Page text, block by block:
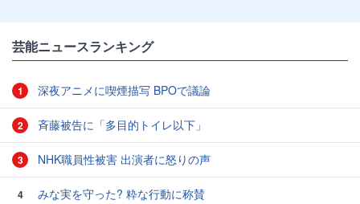
芸能ニュースランキング
1 深夜アニメに喫煙描写 BPOで議論
2 斉藤被告に「多目的トイレ以下」
3 NHK職員性被害 出演者に怒りの声
4 みな実を守った? 粋な行動に称賛